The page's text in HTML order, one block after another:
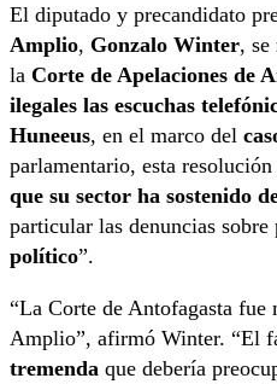
El diputado y precandidato
Amplio, Gonzalo Winter,
la Corte de Apelaciones de
ilegales las escuchas
Huneeus, en el marco del
parlamentario, esta
que su sector ha sostenido
particular las denuncias sobre
político”.
“La Corte de Antofagasta fue
Amplio”, afirmó Winter. “El
tremenda que debería